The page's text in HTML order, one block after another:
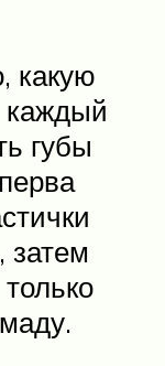
какую
каждый
губы
затем